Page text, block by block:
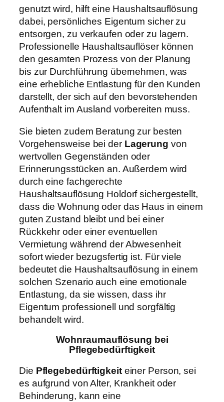
genutzt wird, hilft eine Haushaltsauflösung
dabei, persönliches Eigentum sicher zu
entsorgen, zu verkaufen oder zu lagern.
Professionelle Haushaltsauflöser können
den gesamten Prozess von der Planung
bis zur Durchführung übernehmen, was
eine erhebliche Entlastung für den Kunden
darstellt, der sich auf den bevorstehenden
Aufenthalt im Ausland vorbereiten muss.
Sie bieten zudem Beratung zur besten
Vorgehensweise bei der Lagerung von
wertvollen Gegenständen oder
Erinnerungsstücken an. Außerdem wird
durch eine fachgerechte
Haushaltsauflösung Holdorf sichergestellt,
dass die Wohnung oder das Haus in einem
guten Zustand bleibt und bei einer
Rückkehr oder einer eventuellen
Vermietung während der Abwesenheit
sofort wieder bezugsfertig ist. Für viele
bedeutet die Haushaltsauflösung in einem
solchen Szenario auch eine emotionale
Entlastung, da sie wissen, dass ihr
Eigentum professionell und sorgfältig
behandelt wird.
Wohnraumauflösung bei
Pflegebedürftigkeit
Die Pflegebedürftigkeiteiner Person, sei
es aufgrund von Alter, Krankheit oder
Behinderung, kann eine